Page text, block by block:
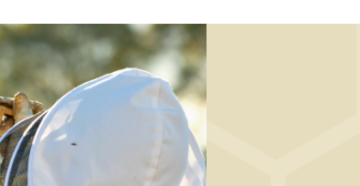
DESSERT, JUL/NYTÅR,
MORGENMAD
Julevafler